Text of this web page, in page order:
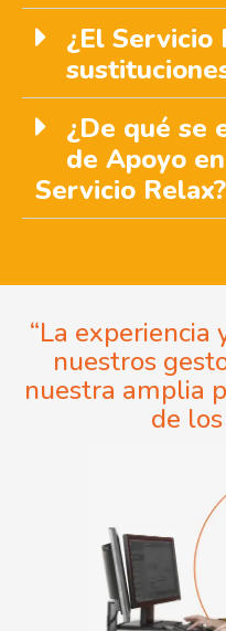
¿El Servicio
¿De qué se
de Apoyo
Servicio Relax?
“La
nuestros
nuestra amplia
de